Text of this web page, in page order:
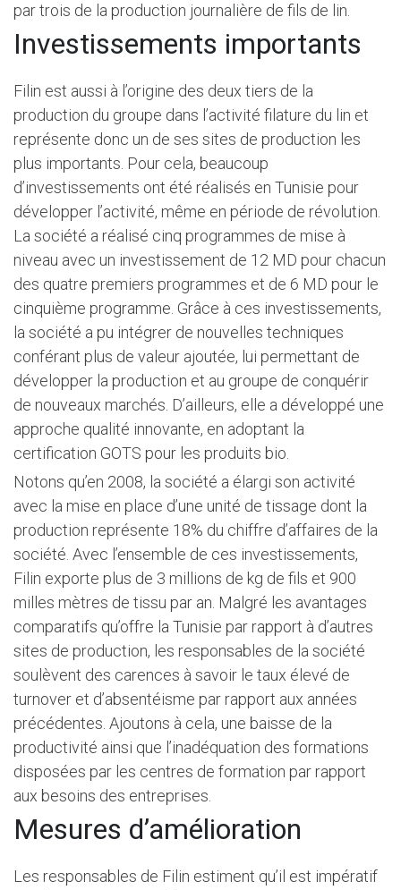
par trois de la production journalière de fils de lin.
Investissements importants
Filin est aussi à l’origine des deux tiers de la
production du groupe dans l’activité filature du lin et
représente donc un de ses sites de production les
plus importants. Pour cela, beaucoup
d’investissements ont été réalisés en Tunisie pour
développer l’activité, même en période de révolution.
La société a réalisé cinq programmes de mise à
niveau avec un investissement de 12 MD pour chacun
des quatre premiers programmes et de 6 MD pour le
cinquième programme. Grâce à ces investissements,
la société a pu intégrer de nouvelles techniques
conférant plus de valeur ajoutée, lui permettant de
développer la production et au groupe de conquérir
de nouveaux marchés. D’ailleurs, elle a développé une
approche qualité innovante, en adoptant la
certification GOTS pour les produits bio.
Notons qu’en 2008, la société a élargi son activité
avec la mise en place d’une unité de tissage dont la
production représente 18% du chiffre d’affaires de la
société. Avec l’ensemble de ces investissements,
Filin exporte plus de 3 millions de kg de fils et 900
milles mètres de tissu par an. Malgré les avantages
comparatifs qu’offre la Tunisie par rapport à d’autres
sites de production, les responsables de la société
soulèvent des carences à savoir le taux élevé de
turnover et d’absentéisme par rapport aux années
précédentes. Ajoutons à cela, une baisse de la
productivité ainsi que l’inadéquation des formations
disposées par les centres de formation par rapport
aux besoins des entreprises.
Mesures d’amélioration
Les responsables de Filin estiment qu’il est impératif